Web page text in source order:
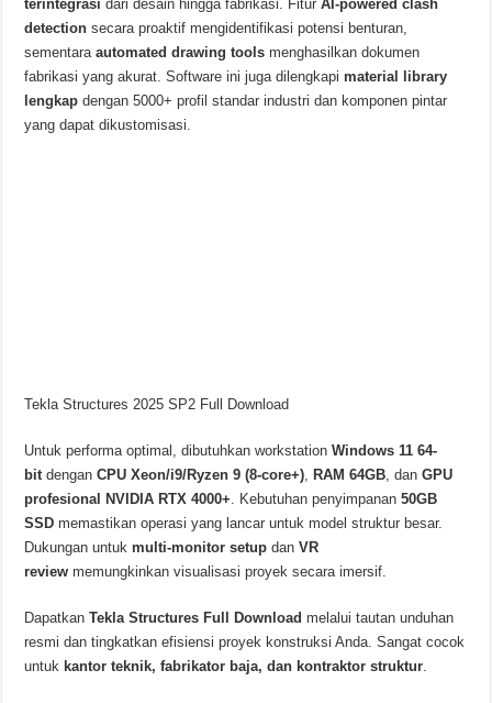
terintegrasi dari desain hingga fabrikasi. FiturAI-powered clash
detection secara proaktif mengidentifikasi potensi benturan,
sementaraautomated drawing tools menghasilkan dokumen
fabrikasi yang akurat. Software ini juga dilengkapimaterial library
lengkap dengan 5000+ profil standar industri dan komponen pintar
yang dapat dikustomisasi.
Tekla Structures 2025 SP2 Full Download
Untuk performa optimal, dibutuhkan workstationWindows 11 64-
bitdenganCPU Xeon/i9/Ryzen 9 (8-core+), RAM 64GB, danGPU
profesional NVIDIA RTX 4000+. Kebutuhan penyimpanan50GB
SSD memastikan operasi yang lancar untuk model struktur besar.
Dukungan untukmulti-monitor setup danVR
review memungkinkan visualisasi proyek secara imersif.
DapatkanTekla Structures Full Download melalui tautan unduhan
resmi dan tingkatkan efisiensi proyek konstruksi Anda. Sangat cocok
untuk kantor teknik, fabrikator baja, dan kontraktor struktur.